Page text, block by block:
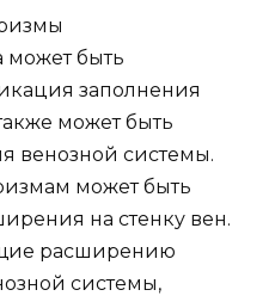
может быть
заполнения
может быть
венозной системы.
может быть
на стенку вен.
расширению
системы,